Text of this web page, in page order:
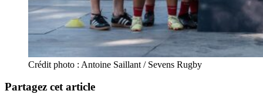
Crédit photo : Antoine Saillant / Sevens Rugby
Partagez cet article